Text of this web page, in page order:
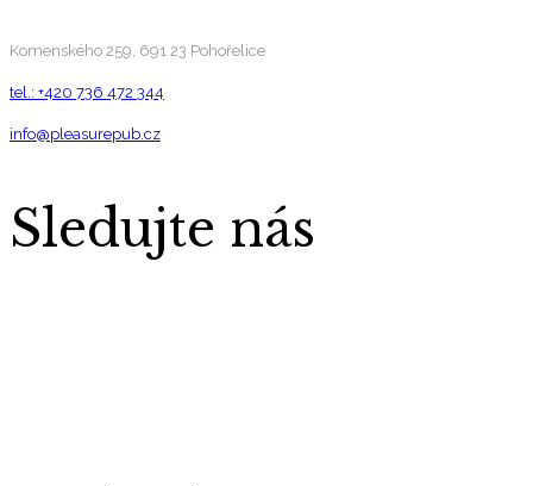
Komenského 259, 691 23 Pohořelice
tel.: +420 736 472 344
info@pleasurepub.cz
Sledujte nás